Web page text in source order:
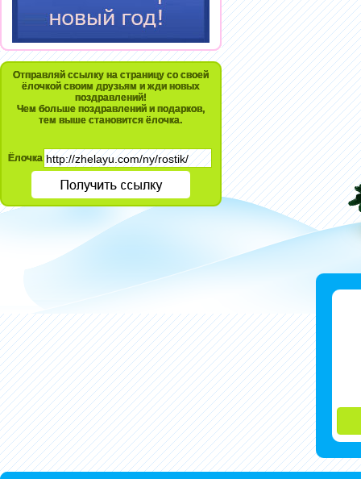
Отправляй ссылку на страницу со своей
ёлочкой своим друзьям и жди новых
поздравлений!
Чем больше поздравлений и подарков,
тем выше становится ёлочка.
Ёлочка